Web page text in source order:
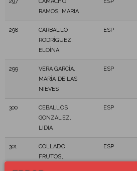
297
CAMACHO
RAMOS, MARIA
ESP
298
CARBALLO
RODRÍGUEZ,
ELOÍNA
ESP
299
VERA GARCÍA,
MARÍA DE LAS
NIEVES
ESP
300
CEBALLOS
GONZALEZ,
LIDIA
ESP
301
COLLADO
FRUTOS,
ESP